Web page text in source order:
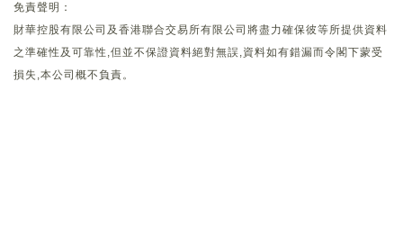
免責聲明：
財華控股有限公司及香港聯合交易所有限公司將盡力確保彼等所提供資料
之準確性及可靠性,但並不保證資料絕對無誤,資料如有錯漏而令閣下蒙受
損失,本公司概不負責。